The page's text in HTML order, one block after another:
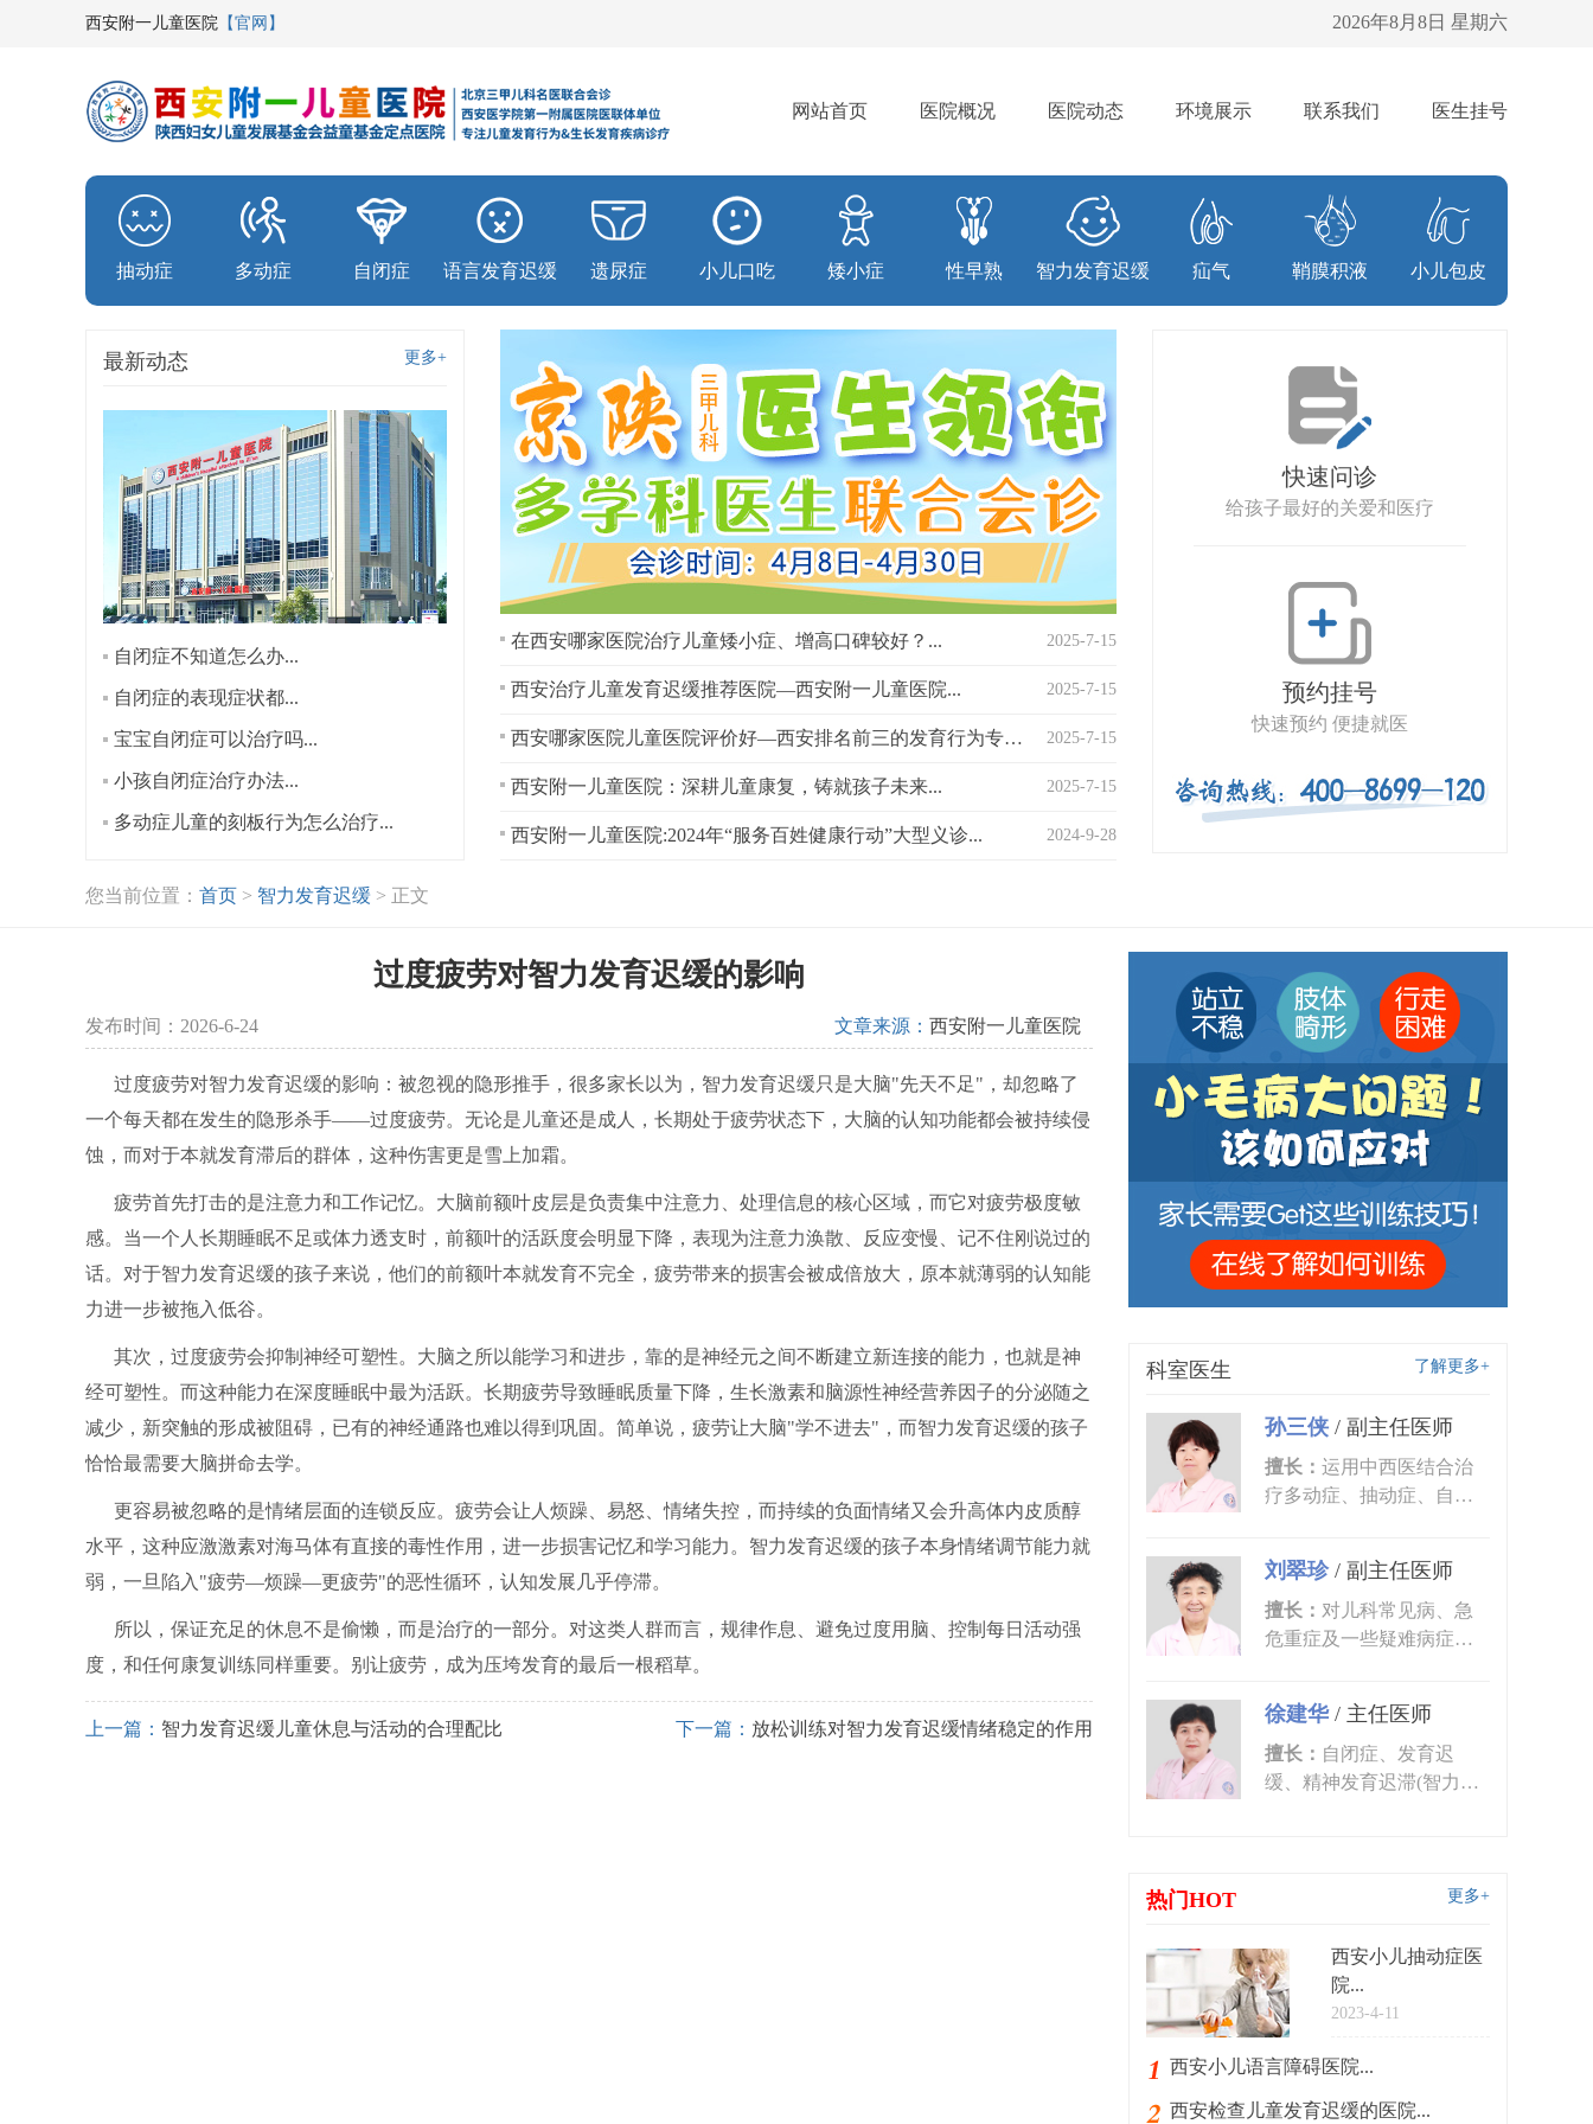
西安附一儿童医院 【官网】 2026年8月8日 星期六
网站首页 医院概况 医院动态 环境展示 联系我们 医生挂号
抽动症 多动症 自闭症 语言发育迟缓 遗尿症 小儿口吃 矮小症 性早熟 智力发育迟缓 疝气 鞘膜积液 小儿包皮
更多+
最新动态
自闭症不知道怎么办...
自闭症的表现症状都...
宝宝自闭症可以治疗吗...
小孩自闭症治疗办法...
多动症儿童的刻板行为怎么治疗...
在西安哪家医院治疗儿童矮小症、增高口碑较好？... 2025-7-15
西安治疗儿童发育迟缓推荐医院—西安附一儿童医院... 2025-7-15
西安哪家医院儿童医院评价好—西安排名前三的发育行为专科医院？... 2025-7-15
西安附一儿童医院：深耕儿童康复，铸就孩子未来... 2025-7-15
西安附一儿童医院:2024年“服务百姓健康行动”大型义诊... 2024-9-28
快速问诊
给孩子最好的关爱和医疗
预约挂号
快速预约 便捷就医
您当前位置： 首页 > 智力发育迟缓 > 正文
过度疲劳对智力发育迟缓的影响
发布时间：2026-6-24 文章来源： 西安附一儿童医院
过度疲劳对智力发育迟缓的影响：被忽视的隐形推手，很多家长以为，智力发育迟缓只是大脑"先天不足"，却忽略了
一个每天都在发生的隐形杀手——过度疲劳。无论是儿童还是成人，长期处于疲劳状态下，大脑的认知功能都会被持续侵
蚀，而对于本就发育滞后的群体，这种伤害更是雪上加霜。
疲劳首先打击的是注意力和工作记忆。大脑前额叶皮层是负责集中注意力、处理信息的核心区域，而它对疲劳极度敏
感。当一个人长期睡眠不足或体力透支时，前额叶的活跃度会明显下降，表现为注意力涣散、反应变慢、记不住刚说过的
话。对于智力发育迟缓的孩子来说，他们的前额叶本就发育不完全，疲劳带来的损害会被成倍放大，原本就薄弱的认知能
力进一步被拖入低谷。
其次，过度疲劳会抑制神经可塑性。大脑之所以能学习和进步，靠的是神经元之间不断建立新连接的能力，也就是神
经可塑性。而这种能力在深度睡眠中最为活跃。长期疲劳导致睡眠质量下降，生长激素和脑源性神经营养因子的分泌随之
减少，新突触的形成被阻碍，已有的神经通路也难以得到巩固。简单说，疲劳让大脑"学不进去"，而智力发育迟缓的孩子
恰恰最需要大脑拼命去学。
更容易被忽略的是情绪层面的连锁反应。疲劳会让人烦躁、易怒、情绪失控，而持续的负面情绪又会升高体内皮质醇
水平，这种应激激素对海马体有直接的毒性作用，进一步损害记忆和学习能力。智力发育迟缓的孩子本身情绪调节能力就
弱，一旦陷入"疲劳—烦躁—更疲劳"的恶性循环，认知发展几乎停滞。
所以，保证充足的休息不是偷懒，而是治疗的一部分。对这类人群而言，规律作息、避免过度用脑、控制每日活动强
度，和任何康复训练同样重要。别让疲劳，成为压垮发育的最后一根稻草。
上一篇： 智力发育迟缓儿童休息与活动的合理配比 下一篇： 放松训练对智力发育迟缓情绪稳定的作用
了解更多+
科室医生
孙三侠 / 副主任医师
擅长： 运用中西医结合治
疗多动症、抽动症、自闭
刘翠珍/ 副主任医师
擅长： 对儿科常见病、急
危重症及一些疑难病症的
徐建华/ 主任医师
擅长： 自闭症、发育迟
缓、精神发育迟滞(智力低
更多+
热门HOT
西安小儿抽动症医
院...
2023-4-11
西安小儿语言障碍医院...
西安检查儿童发育迟缓的医院...